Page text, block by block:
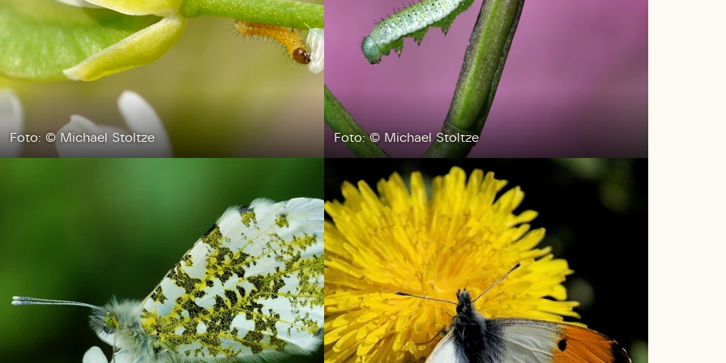
Foto: © Michael Stoltze Foto: © Michael Stoltze